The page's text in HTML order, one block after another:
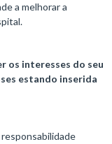
a melhorar a
os interesses do seu
estando inserida